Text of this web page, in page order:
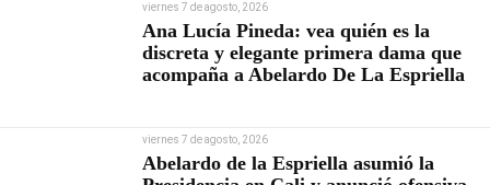
viernes 7 de agosto, 2026
Ana Lucía Pineda: vea quién es la
discreta y elegante primera dama que
acompaña a Abelardo De La Espriella
viernes 7 de agosto, 2026
Abelardo de la Espriella asumió la